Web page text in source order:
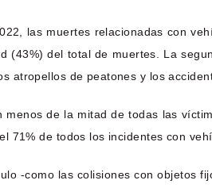
las muertes relacionadas con
(43%) del total de muertes. La
atropellos de peatones y los
de la mitad de todas las
71% de todos los incidentes con
-como las colisiones con objetos